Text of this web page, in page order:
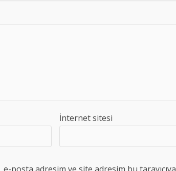
İnternet sitesi